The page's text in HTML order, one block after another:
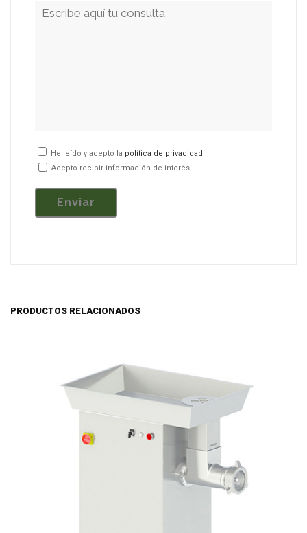
He leído y acepto la política de privacidad
Acepto recibir información de interés.
PRODUCTOS RELACIONADOS